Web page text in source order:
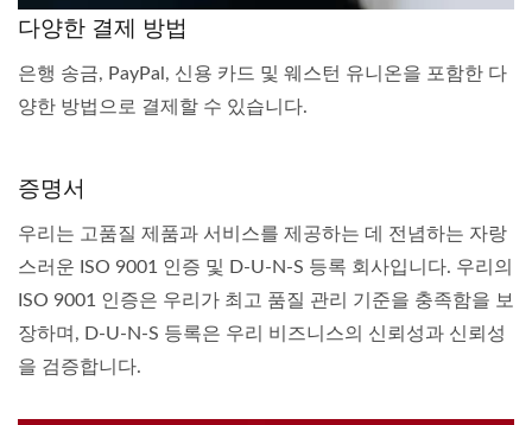
다양한 결제 방법
은행 송금, PayPal, 신용 카드 및 웨스턴 유니온을 포함한 다
양한 방법으로 결제할 수 있습니다.
증명서
우리는 고품질 제품과 서비스를 제공하는 데 전념하는 자랑
스러운 ISO 9001 인증 및 D-U-N-S 등록 회사입니다. 우리의
ISO 9001 인증은 우리가 최고 품질 관리 기준을 충족함을 보
장하며, D-U-N-S 등록은 우리 비즈니스의 신뢰성과 신뢰성
을 검증합니다.